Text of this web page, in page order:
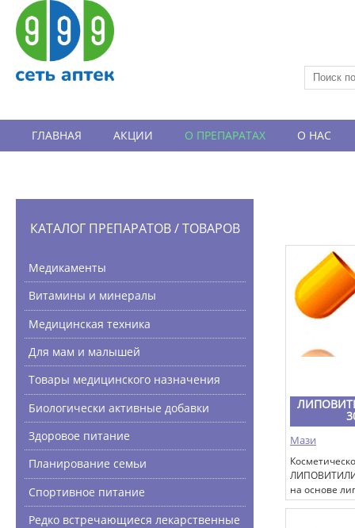
ГЛАВНАЯ АКЦИИ О ПРЕПАРАТАХ О НАС
КАТАЛОГ ПРЕПАРАТОВ / ТОВАРОВ
Медикаменты
Витамины и минералы
Медицинская техника
Для мам и малышей
Товары медицинского назначения
Биологически активные добавки
Здоровое питание
Планирование семьи
Спортивное питание
Редко встречающиеся лекарственные
Мази
на основе
технологии -